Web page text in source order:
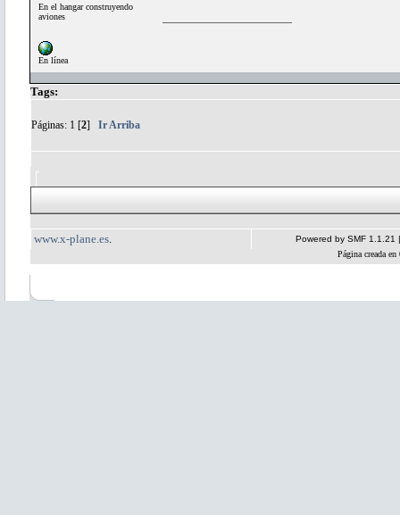
En el hangar construyendo
aviones
En línea
Tags:
Páginas: 1 [2] Ir Arriba
www.x-plane.es Powered by SMF 1.1.21
Página creada